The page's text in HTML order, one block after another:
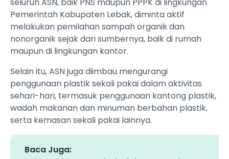
seluruh ASN, baik PNS maupun PPPK di lingkungan
Pemerintah Kabupaten Lebak, diminta aktif
melakukan pemilahan sampah organik dan
nonorganik sejak dari sumbernya, baik di rumah
maupun di lingkungan kantor.
Selain itu, ASN juga diimbau mengurangi
penggunaan plastik sekali pakai dalam aktivitas
sehari-hari, termasuk penggunaan kantong plastik,
wadah makanan dan minuman berbahan plastik,
serta kemasan sekali pakai lainnya.
Baca Juga: